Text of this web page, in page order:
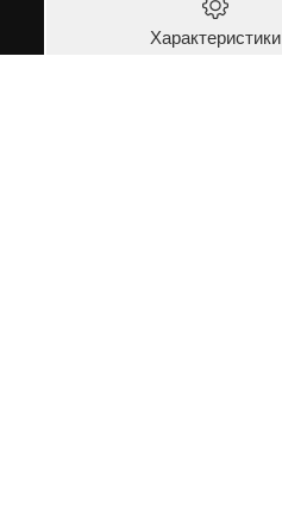
Характеристики